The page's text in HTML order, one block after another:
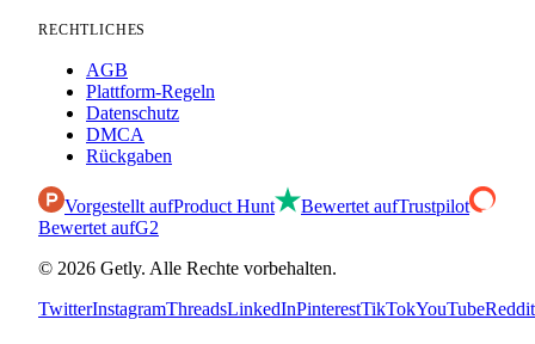
RECHTLICHES
AGB
Plattform-Regeln
Datenschutz
DMCA
Rückgaben
Vorgestellt aufProduct Hunt Bewertet aufTrustpilot
Bewertet aufG2
© 2026 Getly. Alle Rechte vorbehalten.
TwitterInstagramThreadsLinkedInPinterestTikTokYouTubeReddit